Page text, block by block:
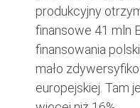
produkcyjny
finansowe 41 mln
finansowania
mało
europejskiej. Tam